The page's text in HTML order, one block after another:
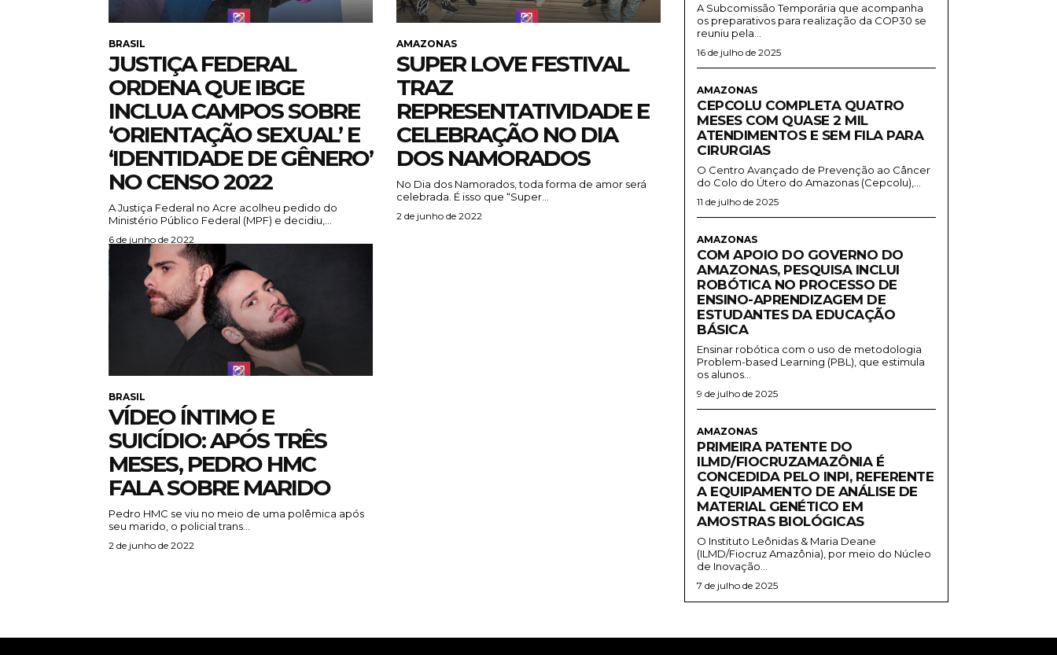
BRASIL
JUSTIÇA FEDERAL
ORDENA QUE IBGE
INCLUA CAMPOS SOBRE
‘ORIENTAÇÃO SEXUAL’ E
‘IDENTIDADE DE GÊNERO’
NO CENSO 2022
A Justiça Federal no Acre acolheu pedido do
Ministério Público Federal (MPF) e decidiu,...
6 de junho de 2022
AMAZONAS
SUPER LOVE FESTIVAL
TRAZ
REPRESENTATIVIDADE E
CELEBRAÇÃO NO DIA
DOS NAMORADOS
No Dia dos Namorados, toda forma de amor será
celebrada. É isso que “Super...
2 de junho de 2022
BRASIL
VÍDEO ÍNTIMO E
SUICÍDIO: APÓS TRÊS
MESES, PEDRO HMC
FALA SOBRE MARIDO
Pedro HMC se viu no meio de uma polêmica após
seu marido, o policial trans...
2 de junho de 2022
A Subcomissão Temporária que acompanha
os preparativos para realização da COP30 se
reuniu pela...
16 de julho de 2025
AMAZONAS
CEPCOLU COMPLETA QUATRO
MESES COM QUASE 2 MIL
ATENDIMENTOS E SEM FILA PARA
CIRURGIAS
O Centro Avançado de Prevenção ao Câncer
do Colo do Útero do Amazonas (Cepcolu),...
11 de julho de 2025
AMAZONAS
COM APOIO DO GOVERNO DO
AMAZONAS, PESQUISA INCLUI
ROBÓTICA NO PROCESSO DE
ENSINO-APRENDIZAGEM DE
ESTUDANTES DA EDUCAÇÃO
BÁSICA
Ensinar robótica com o uso de metodologia
Problem-based Learning (PBL), que estimula
os alunos...
9 de julho de 2025
AMAZONAS
PRIMEIRA PATENTE DO
ILMD/FIOCRUZAMAZÔNIA É
CONCEDIDA PELO INPI, REFERENTE
A EQUIPAMENTO DE ANÁLISE DE
MATERIAL GENÉTICO EM
AMOSTRAS BIOLÓGICAS
O Instituto Leônidas & Maria Deane
(ILMD/Fiocruz Amazônia), por meio do Núcleo
de Inovação...
7 de julho de 2025